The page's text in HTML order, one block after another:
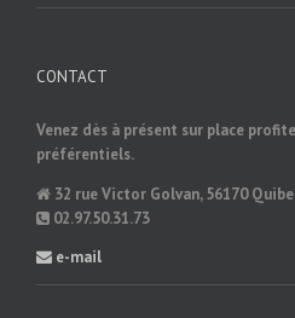
CONTACT
Venez dès à présent sur place
préférentiels.
32 rue Victor Golvan, 56170
02.97.50.31.73
e-mail